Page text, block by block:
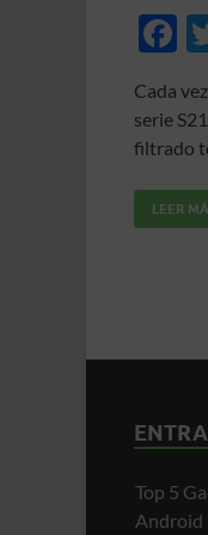
F
e
b
o
o
Cada
serie
filtrado
LEER
Top 5
Android